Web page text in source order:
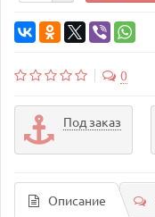
0
Под заказ
Описание